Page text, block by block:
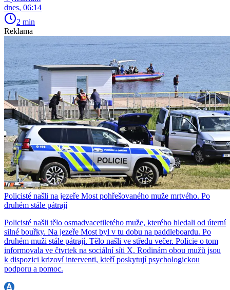
dnes, 06:14
2 min
Reklama
Policisté našli na jezeře Most pohřešovaného muže mrtvého. Po
druhém stále pátrají
Policisté našli tělo osmadvacetiletého muže, kterého hledali od úterní
silné bouřky. Na jezeře Most byl v tu dobu na paddleboardu. Po
druhém muži stále pátrají. Tělo našli ve středu večer. Policie o tom
informovala ve čtvrtek na sociální síti X. Rodinám obou mužů jsou
k dispozici krizoví interventi, kteří poskytují psychologickou
podporu a pomoc.